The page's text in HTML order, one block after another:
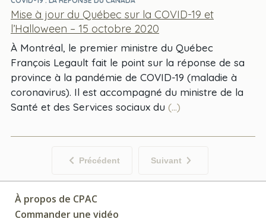
Mise à jour du Québec sur la COVID-19 et
l’Halloween – 15 octobre 2020
À Montréal, le premier ministre du Québec
François Legault fait le point sur la réponse de sa
province à la pandémie de COVID-19 (maladie à
coronavirus). Il est accompagné du ministre de la
Santé et des Services sociaux du (...)
Précédent Suivant
À propos de CPAC
Commander une vidéo